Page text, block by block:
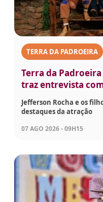
TERRA DA PADROEIRA
Terra da Padroeira
traz entrevista
Jefferson Rocha e os
destaques da atração
07 AGO 2026 - 09H15